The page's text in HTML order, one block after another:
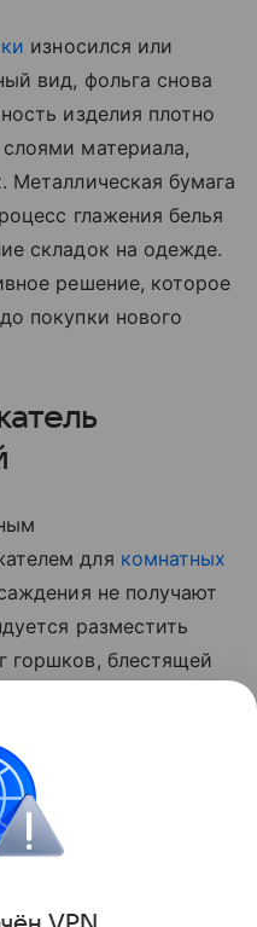
износился или
вид, фольга снова
изделия плотно
материала,
Металлическая бумага
глажения белья
складок на одежде.
решение, которое
покупки нового
для комнатных
не получают
разместить
горшков, блестящей
и способствуя их